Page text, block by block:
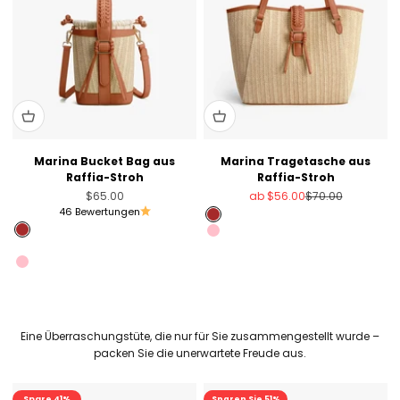
Marina Bucket Bag aus
Raffia-Stroh
Angebot
$65.00
46 Bewertungen
Brown
Fruit Green
Pink
Marina Tragetasche aus
Raffia-Stroh
Angebot
ab $56.00Regulärer Preis
$70.00
Brown
Pink
Eine Überraschungstüte, die nur für Sie zusammengestellt wurde –
packen Sie die unerwartete Freude aus.